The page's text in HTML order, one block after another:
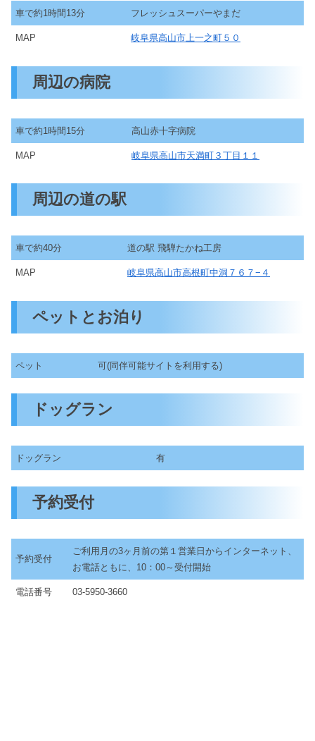
車で約1時間13分 フレッシュスーパーやまだ
MAP 岐阜県高山市上一之町５０
周辺の病院
車で約1時間15分 高山赤十字病院
MAP 岐阜県高山市天満町３丁目１１
周辺の道の駅
車で約40分 道の駅 飛騨たかね工房
MAP 岐阜県高山市高根町中洞７６７−４
ペットとお泊り
ペット 可(同伴可能サイトを利用する)
ドッグラン
ドッグラン 有
予約受付
予約受付
ご利用月の3ヶ月前の第１営業日からインターネット、
お電話ともに、10：00～受付開始
電話番号 03-5950-3660